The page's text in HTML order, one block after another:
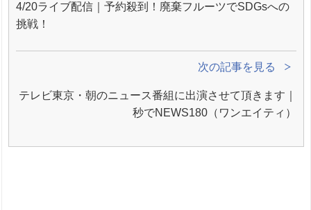
4/20ライブ配信｜予約殺到！廃棄フルーツでSDGsへの
挑戦！
次の記事を見る
テレビ東京・朝のニュース番組に出演させて頂きます｜
秒でNEWS180（ワンエイティ）